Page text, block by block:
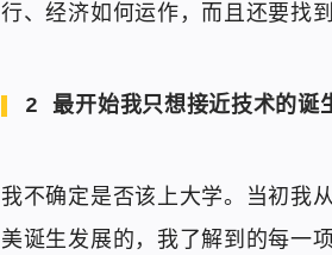
行、经济如何运作，而且还要找
2 最开始我只想接近技术的诞
我不确定是否该上大学。当初我
美诞生发展的，我了解到的每一